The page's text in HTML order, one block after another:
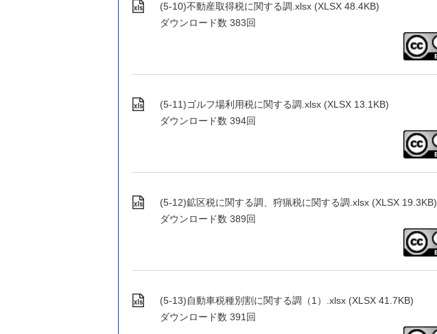
(5-10)不動産取得税に関する調.xlsx (XLSX 48.4KB)
ダウンロード数 383回
(5-11)ゴルフ場利用税に関する調.xlsx (XLSX 13.1KB)
ダウンロード数 394回
(5-12)鉱区税に関する調、狩猟税に関する調.xlsx (XLSX 19.3KB)
ダウンロード数 389回
(5-13)自動車税種別割に関する調（1）.xlsx (XLSX 41.7KB)
ダウンロード数 391回